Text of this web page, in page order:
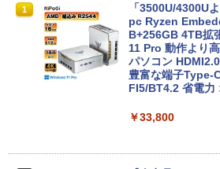
1
【今だけ】全品
ラソン★8/4～8/
トPC Lenovo
145U メモリ8GB
2 PCIe256GB /
1 Pro 64bit【送
1
「3500U/4300U
pc Ryzen
B+256GB 4TB
11 Pro 動作より
パソコン
豊富な端子Type-
FI5/BT4.2 省電力
￥33,800